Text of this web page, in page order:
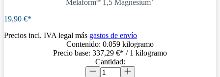
Melaform 1,5 Magnesium
19,90 €*
Precios incl. IVA legal más gastos de envío
Contenido: 0.059 kilogramo
Precio base: 337,29 €* / 1 kilogramo
Cantidad: